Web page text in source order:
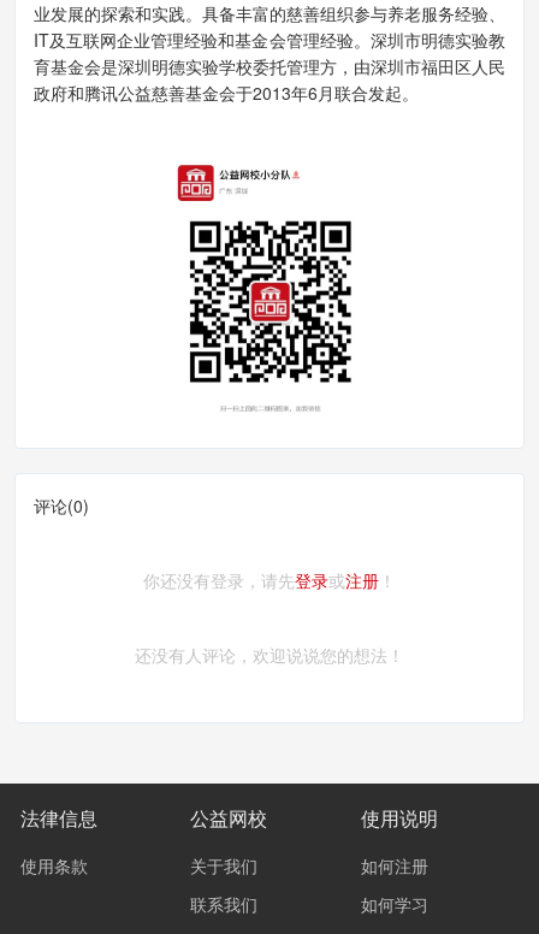
业发展的探索和实践。具备丰富的慈善组织参与养老服务经验、
IT及互联网企业管理经验和基金会管理经验。深圳市明德实验教
育基金会是深圳明德实验学校委托管理方，由深圳市福田区人民
政府和腾讯公益慈善基金会于2013年6月联合发起。
评论(0)
你还没有登录，请先登录或注册 ！
还没有人评论，欢迎说说您的想法！
法律信息
使用条款
公益网校
关于我们
联系我们
使用说明
如何注册
如何学习